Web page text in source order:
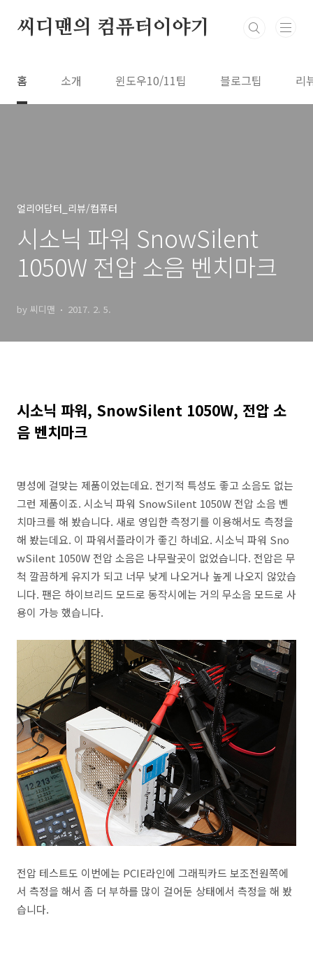
씨디맨의 컴퓨터이야기
홈 소개 윈도우10/11팁 블로그팁 리
얼리어답터_리뷰/컴퓨터
시소닉 파워 SnowSilent
1050W 전압 소음 벤치마크
by 씨디맨 2017. 2. 5.
시소닉 파워, SnowSilent 1050W, 전압 소
음 벤치마크
명성에 걸맞는 제품이었는데요. 전기적 특성도 좋고 소음도 없는
그런 제품이죠. 시소닉 파워 SnowSilent 1050W 전압 소음 벤
치마크를 해 봤습니다. 새로 영입한 측정기를 이용해서도 측정을
해 봤는데요. 이 파워서플라이가 좋긴 하네요. 시소닉 파워 Sno
wSilent 1050W 전압 소음은 나무랄곳이 없었습니다. 전압은 무
척 깔끔하게 유지가 되고 너무 낮게 나오거나 높게 나오지 않았습
니다. 팬은 하이브리드 모드로 동작시에는 거의 무소음 모드로 사
용이 가능 했습니다.
전압 테스트도 이번에는 PCIE라인에 그래픽카드 보조전원쪽에
서 측정을 해서 좀 더 부하를 많이 걸어둔 상태에서 측정을 해 봤
습니다.